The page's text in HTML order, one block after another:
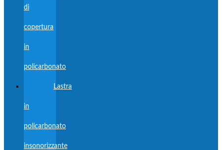
di
copertura
in
policarbonato
Lastra
in
policarbonato
insonorizzante